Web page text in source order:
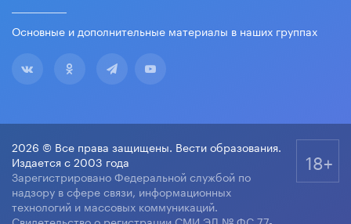
Основные и дополнительные материалы в наших группах
2026 © Все права защищены. Вести образования.
Издается с 2003 года
Зарегистрировано Федеральной службой по
надзору в сфере связи, информационных
технологий и массовых коммуникаций.
18+